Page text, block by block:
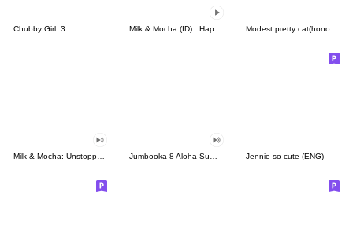
Chubby Girl :3. Milk & Mocha (ID) : Happiness! Modest pretty cat(honorifics)
Jennie so cute (ENG)